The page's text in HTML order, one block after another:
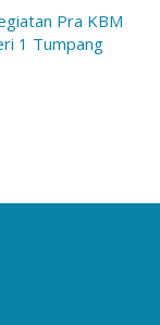
Pra KBM
1 Tumpang